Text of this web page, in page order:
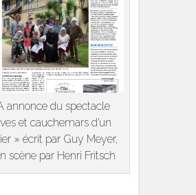
annonce du spectacle
et cauchemars d’un
» écrit par Guy Meyer,
scène par Henri Fritsch